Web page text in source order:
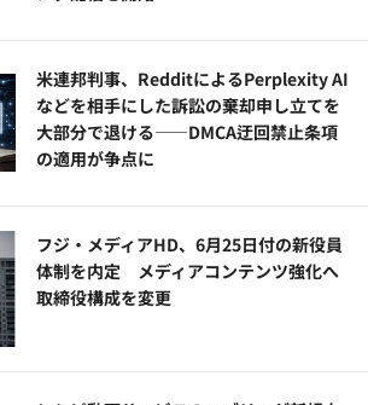
米連邦判事、RedditによるPerplexity AI
などを相手にした訴訟の棄却申し立てを
大部分で退ける——DMCA迂回禁止条項
の適用が争点に
フジ・メディアHD、6月25日付の新役員
体制を内定 メディアコンテンツ強化へ
取締役構成を変更